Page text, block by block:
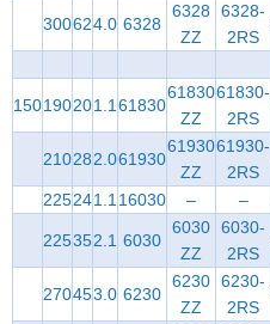
300624.0 6328
6328
ZZ
6328-
2RS
150190201.161830
61830
ZZ
61830-
2RS
210282.061930
61930
ZZ
61930-
2RS
225241.116030 – –
225352.1 6030
6030
ZZ
6030-
2RS
270453.0 6230
6230
ZZ
6230-
2RS